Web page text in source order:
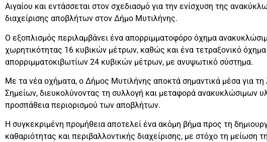
Αιγαίου και εντάσσεται στον σχεδιασμό για την ενίσχυση της
διαχείρισης αποβλήτων στον Δήμο Μυτιλήνης.
Ο εξοπλισμός περιλαμβάνει ένα απορριμματοφόρο όχημα
χωρητικότητας 16 κυβικών μέτρων, καθώς και ένα τετραξονικό
απορριμματοκιβωτίων 24 κυβικών μέτρων, με ανυψωτικό σύστημα.
Με τα νέα οχήματα, ο Δήμος Μυτιλήνης αποκτά σημαντικά μέσα για τη
Σημείων, διευκολύνοντας τη συλλογή και μεταφορά ανακυκλώσιμων
προσπάθεια περιορισμού των αποβλήτων.
Η συγκεκριμένη προμήθεια αποτελεί ένα ακόμη βήμα προς τη
καθαριότητας και περιβαλλοντικής διαχείρισης, με στόχο τη μείωση